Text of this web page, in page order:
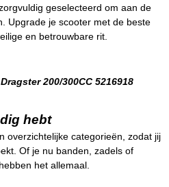
geselecteerd om aan de
Upgrade je scooter met de beste
en betrouwbare rit.
200/300CC 5216918
hebt
overzichtelijke categorieën, zodat jij
Of je nu banden, zadels of
het allemaal.